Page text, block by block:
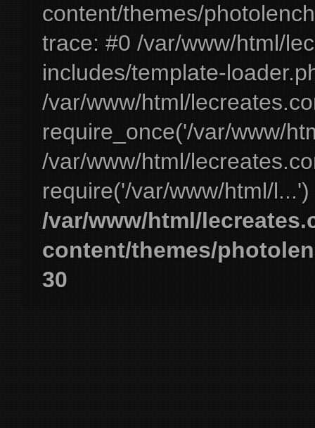
content/themes/
trace: #0 /var/www/html/
includes/template-
/var/www/html/
require_once('/var/www/
/var/www/html/
require('/var/www/html/
/var/www/html/
content/themes/
30